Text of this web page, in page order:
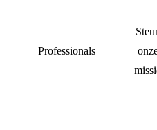
Professionals